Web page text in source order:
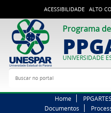
ACESSIBILIDADE ALTO
Programa
UNIVERSIDADE
Buscar no portal
Home PPGARTES
Documentos